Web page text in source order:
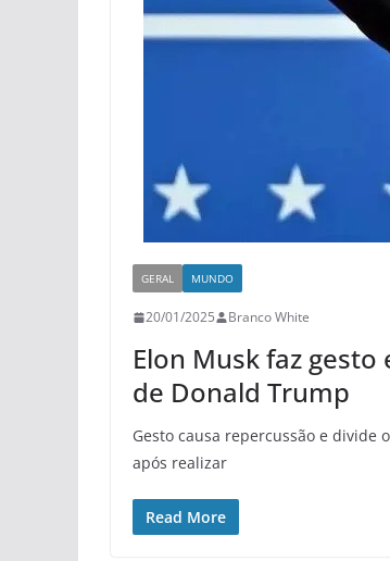
GERAL MUNDO
20/01/2025 Branco White
Elon Musk faz
de Donald Trump
Gesto causa repercussão e divide
após realizar
Read More